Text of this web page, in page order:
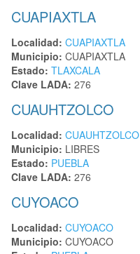
CUAPIAXTLA
Localidad: CUAPIAXTLA
Municipio: CUAPIAXTLA
Estado: TLAXCALA
Clave LADA: 276
CUAUHTZOLCO
Localidad: CUAUHTZOLCO
Municipio: LIBRES
Estado: PUEBLA
Clave LADA: 276
CUYOACO
Localidad: CUYOACO
Municipio: CUYOACO